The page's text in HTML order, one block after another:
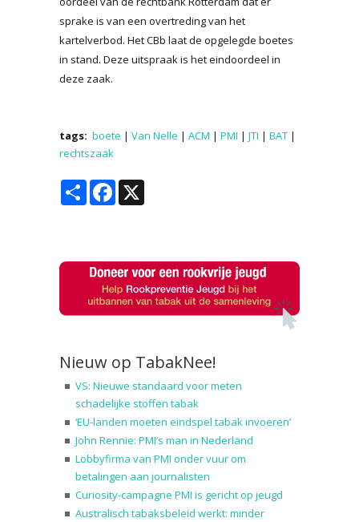
sprake is van een overtreding van het
kartelverbod. Het CBb laat de opgelegde boetes
in stand. Deze uitspraak is het eindoordeel in
deze zaak.
tags: boete | Van Nelle | ACM | PMI | JTI | BAT |
rechtszaak
Share Facebook
Nieuw op TabakNee!
VS: Nieuwe standaard voor meten
schadelijke stoffen tabak
‘EU-landen moeten eindspel tabak invoeren’
John Rennie: PMI’s man in Nederland
Lobbyfirma van PMI onder vuur om
betalingen aan journalisten
Curiosity-campagne PMI is gericht op jeugd
Australisch tabaksbeleid werkt: minder